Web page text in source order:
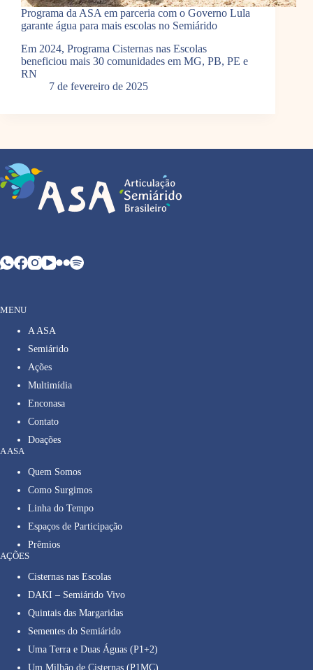
Programa da ASA em parceria com o Governo Lula
garante água para mais escolas no Semiárido
Em 2024, Programa Cisternas nas Escolas
beneficiou mais 30 comunidades em MG, PB, PE e
RN
7 de fevereiro de 2025
MENU
A ASA
Semiárido
Ações
Multimídia
Enconasa
Contato
Doações
A ASA
Quem Somos
Como Surgimos
Linha do Tempo
Espaços de Participação
Prêmios
AÇÕES
Cisternas nas Escolas
DAKI – Semiárido Vivo
Quintais das Margaridas
Sementes do Semiárido
Uma Terra e Duas Águas (P1+2)
Um Milhão de Cisternas (P1MC)